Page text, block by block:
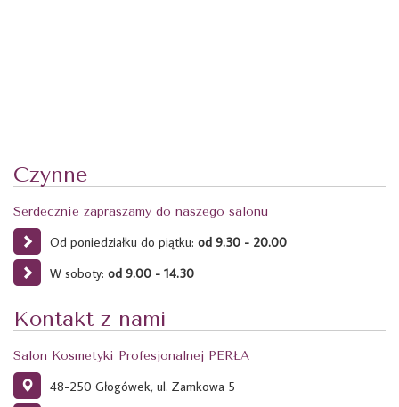
Czynne
Serdecznie zapraszamy do naszego salonu
Od poniedziałku do piątku: od 9.30 - 20.00
W soboty: od 9.00 - 14.30
Kontakt z nami
Salon Kosmetyki Profesjonalnej PERŁA
48-250 Głogówek, ul. Zamkowa 5